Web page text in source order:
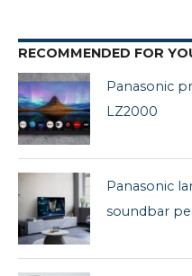
RECOMMENDED FOR
Panasonic
LZ2000
Panasonic
soundbar